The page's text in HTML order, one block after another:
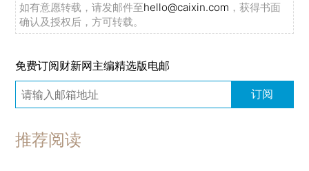
如有意愿转载，请发邮件至hello@caixin.com ，获得书面
确认及授权后，方可转载。
免费订阅财新网主编精选版电邮
订阅
推荐阅读